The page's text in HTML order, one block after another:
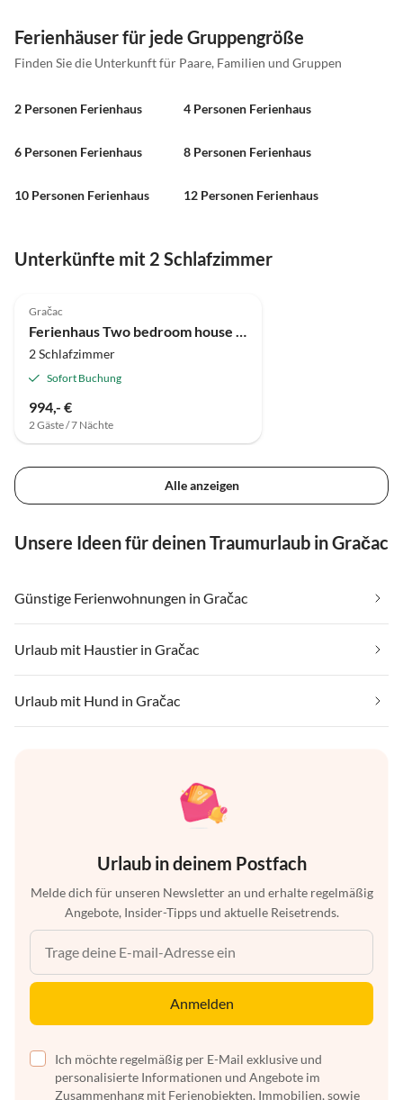
Ferienhäuser für jede Gruppengröße
Finden Sie die Unterkunft für Paare, Familien und Gruppen
2 Personen Ferienhaus 4 Personen Ferienhaus
6 Personen Ferienhaus 8 Personen Ferienhaus
10 Personen Ferienhaus 12 Personen Ferienhaus
Unterkünfte mit 2 Schlafzimmer
Gračac
Ferienhaus Two bedroom house with balcony Štikada, Velebit K-24937
2 Schlafzimmer
Sofort Buchung
994,- €
2 Gäste / 7 Nächte
Alle anzeigen
Unsere Ideen für deinen Traumurlaub in Gračac
Günstige Ferienwohnungen in Gračac
Urlaub mit Haustier in Gračac
Urlaub mit Hund in Gračac
Urlaub in deinem Postfach
Melde dich für unseren Newsletter an und erhalte regelmäßig
Angebote, Insider-Tipps und aktuelle Reisetrends.
Anmelden
Ich möchte regelmäßig per E-Mail exklusive und
personalisierte Informationen und Angebote im
Zusammenhang mit Ferienobjekten, Immobilien, sowie